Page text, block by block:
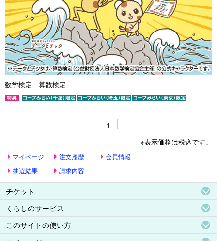
数学検定 算数検定
1
※表示価格は税込です。
マイページ 注文履歴
会員情報
抽選結果
請求内容
チケット
くらしのサービス
このサイトの使い方